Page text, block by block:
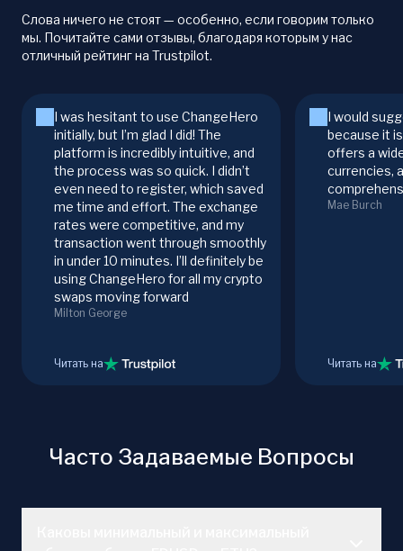
Слова ничего не стоят — особенно, если говорим только
мы. Почитайте сами отзывы, благодаря которым у нас
отличный рейтинг на Trustpilot.
I was hesitant to use ChangeHero
initially, but I’m glad I did! The
platform is incredibly intuitive, and
the process was so quick. I didn’t
even need to register, which saved
me time and effort. The exchange
rates were competitive, and my
transaction went through smoothly
in under 10 minutes. I’ll definitely be
using ChangeHero for all my crypto
swaps moving forward
Milton George
Читать на
I would
because it
offers a
currencies,
Mae Burch
Читать на
Часто Задаваемые Вопросы